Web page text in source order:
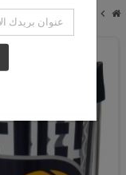
chevron_right